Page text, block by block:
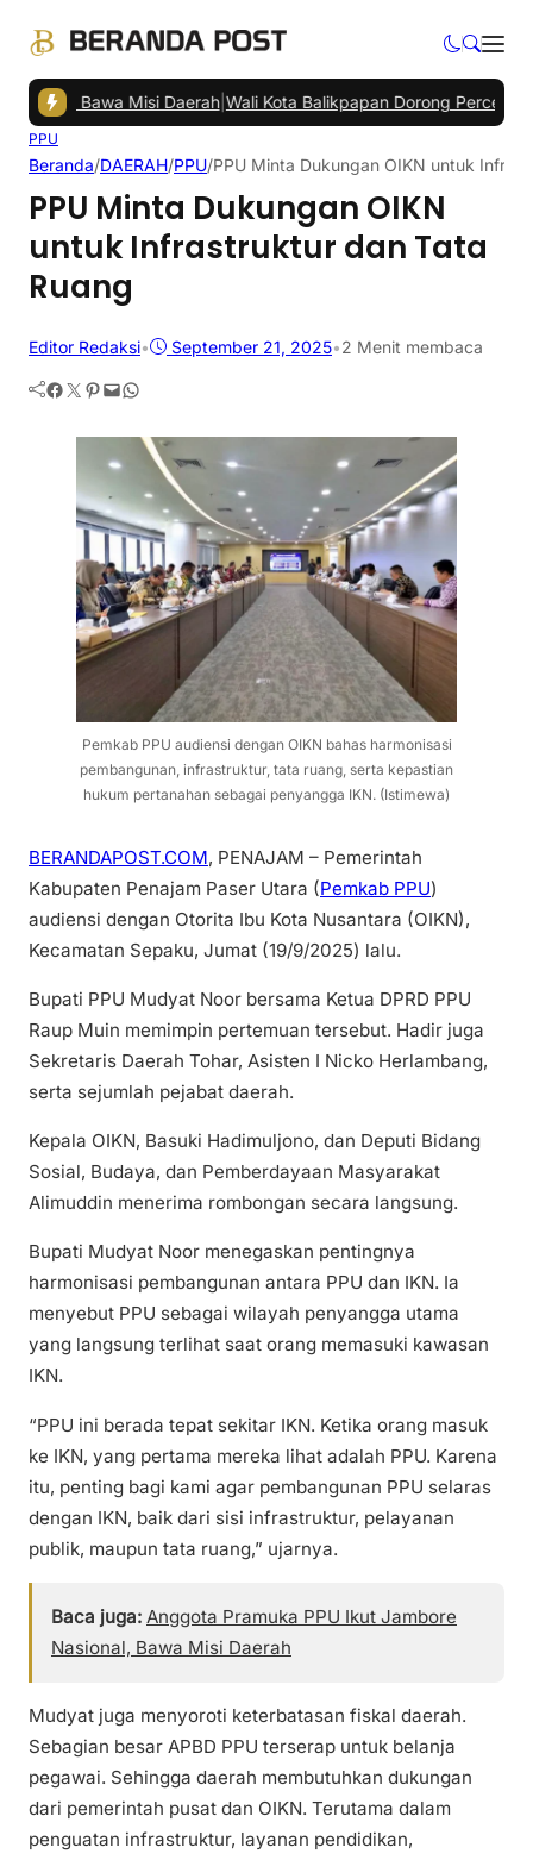
Bawa Misi Daerah |Wali Kota Balikpapan Dorong Percepatan
PPU
Beranda/DAERAH/PPU/PPU Minta Dukungan OIKN untuk
PPU Minta Dukungan OIKN
untuk Infrastruktur dan Tata
Ruang
Editor Redaksi• September 21, 2025•2 Menit membaca
Facebook Twitter Pinterest Mail WhatsApp
Pemkab PPU audiensi dengan OIKN bahas harmonisasi
pembangunan, infrastruktur, tata ruang, serta kepastian
hukum pertanahan sebagai penyangga IKN. (Istimewa)
BERANDAPOST.COM, PENAJAM – Pemerintah
Kabupaten Penajam Paser Utara (Pemkab PPU)
audiensi dengan Otorita Ibu Kota Nusantara (OIKN),
Kecamatan Sepaku, Jumat (19/9/2025) lalu.
Bupati PPU Mudyat Noor bersama Ketua DPRD PPU
Raup Muin memimpin pertemuan tersebut. Hadir juga
Sekretaris Daerah Tohar, Asisten I Nicko Herlambang,
serta sejumlah pejabat daerah.
Kepala OIKN, Basuki Hadimuljono, dan Deputi Bidang
Sosial, Budaya, dan Pemberdayaan Masyarakat
Alimuddin menerima rombongan secara langsung.
Bupati Mudyat Noor menegaskan pentingnya
harmonisasi pembangunan antara PPU dan IKN. Ia
menyebut PPU sebagai wilayah penyangga utama
yang langsung terlihat saat orang memasuki kawasan
IKN.
“PPU ini berada tepat sekitar IKN. Ketika orang masuk
ke IKN, yang pertama mereka lihat adalah PPU. Karena
itu, penting bagi kami agar pembangunan PPU selaras
dengan IKN, baik dari sisi infrastruktur, pelayanan
publik, maupun tata ruang,” ujarnya.
Baca juga: Anggota Pramuka PPU Ikut Jambore
Nasional, Bawa Misi Daerah
Mudyat juga menyoroti keterbatasan fiskal daerah.
Sebagian besar APBD PPU terserap untuk belanja
pegawai. Sehingga daerah membutuhkan dukungan
dari pemerintah pusat dan OIKN. Terutama dalam
penguatan infrastruktur, layanan pendidikan,